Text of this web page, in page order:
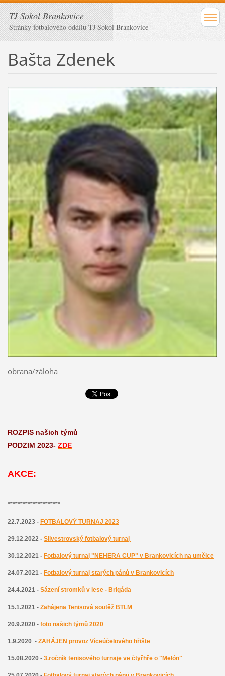
TJ Sokol Brankovice
Stránky fotbalového oddílu TJ Sokol Brankovice
Bašta Zdenek
obrana/záloha
ROZPIS našich týmů
PODZIM 2023- ZDE
AKCE:
*********************
22.7.2023 - FOTBALOVÝ TURNAJ 2023
29.12.2022 - Silvestrovský fotbalový turnaj
30.12.2021 - Fotbalový turnaj "NEHERA CUP" v Brankovicích na umělce
24.07.2021 - Fotbalový turnaj starých pánů v Brankovicích
24.4.2021 - Sázení stromků v lese - Brigáda
15.1.2021 - Zahájena Tenisová soutěž BTLM
20.9.2020 - foto našich týmů 2020
1.9.2020 - ZAHÁJEN provoz Víceúčelového hřište
15.08.2020 - 3.ročník tenisového turnaje ve čtyřhře o "Melón"